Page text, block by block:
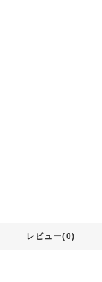
レビュー(0)